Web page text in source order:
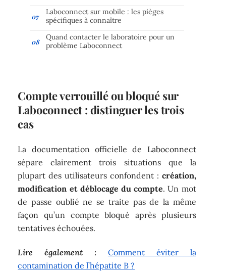
Laboconnect sur mobile : les pièges
spécifiques à connaître
Quand contacter le laboratoire pour un
problème Laboconnect
Compte verrouillé ou bloqué sur
Laboconnect : distinguer les trois
cas
La documentation officielle de Laboconnect
sépare clairement trois situations que la
plupart des utilisateurs confondent : création,
modification et déblocage du compte. Un mot
de passe oublié ne se traite pas de la même
façon qu’un compte bloqué après plusieurs
tentatives échouées.
Lire également :
Comment éviter la
contamination de l’hépatite B ?